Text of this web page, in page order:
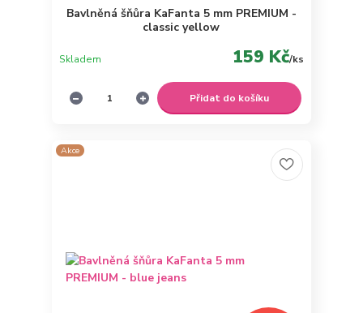
Bavlněná šňůra KaFanta 5 mm PREMIUM -
classic yellow
159 Kč/ks
Skladem
Přidat do košíku
Akce